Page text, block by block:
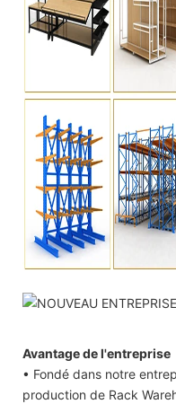
Avantage de l'entreprise
• Fondé dans notre
production de Rack